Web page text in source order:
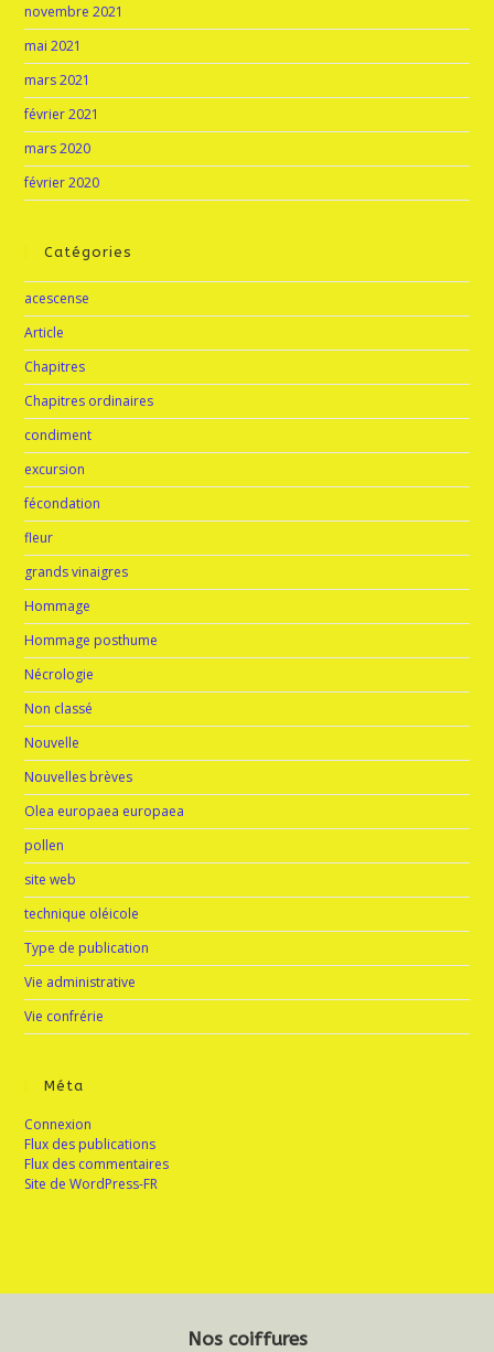
novembre 2021
mai 2021
mars 2021
février 2021
mars 2020
février 2020
Catégories
acescense
Article
Chapitres
Chapitres ordinaires
condiment
excursion
fécondation
fleur
grands vinaigres
Hommage
Hommage posthume
Nécrologie
Non classé
Nouvelle
Nouvelles brèves
Olea europaea europaea
pollen
site web
technique oléicole
Type de publication
Vie administrative
Vie confrérie
Méta
Connexion
Flux des publications
Flux des commentaires
Site de WordPress-FR
Nos coiffures